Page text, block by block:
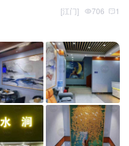
1
706
[江门]